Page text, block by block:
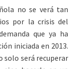
no se verá tan
por la crisis del
que ya ha
iniciada en 2013.
solo será recuperar